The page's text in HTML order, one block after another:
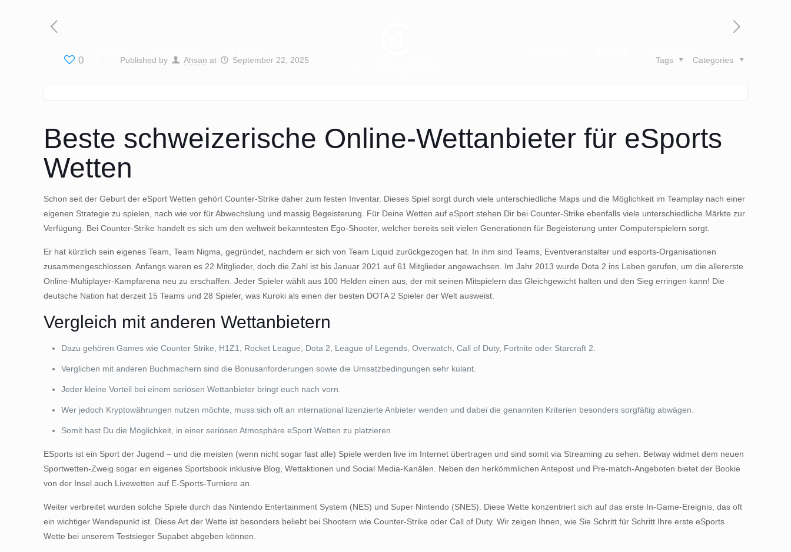
Services
0 Published by Ahsan at September 22, 2025 Categories
Tags
Beste schweizerische Online-Wettanbieter für eSports
Wetten
Schon seit der Geburt der eSport Wetten gehört Counter-Strike daher zum festen Inventar. Dieses Spiel sorgt durch viele unterschiedliche Maps und die Möglichkeit im Teamplay nach einer
eigenen Strategie zu spielen, nach wie vor für Abwechslung und massig Begeisterung. Für Deine Wetten auf eSport stehen Dir bei Counter-Strike ebenfalls viele unterschiedliche Märkte zur
Verfügung. Bei Counter-Strike handelt es sich um den weltweit bekanntesten Ego-Shooter, welcher bereits seit vielen Generationen für Begeisterung unter Computerspielern sorgt.
Er hat kürzlich sein eigenes Team, Team Nigma, gegründet, nachdem er sich von Team Liquid zurückgezogen hat. In ihm sind Teams, Eventveranstalter und esports-Organisationen
zusammengeschlossen. Anfangs waren es 22 Mitglieder, doch die Zahl ist bis Januar 2021 auf 61 Mitglieder angewachsen. Im Jahr 2013 wurde Dota 2 ins Leben gerufen, um die allererste
Online-Multiplayer-Kampfarena neu zu erschaffen. Jeder Spieler wählt aus 100 Helden einen aus, der mit seinen Mitspielern das Gleichgewicht halten und den Sieg erringen kann! Die
deutsche Nation hat derzeit 15 Teams und 28 Spieler, was Kuroki als einen der besten DOTA 2 Spieler der Welt ausweist.
Vergleich mit anderen Wettanbietern
Dazu gehören Games wie Counter Strike, H1Z1, Rocket League, Dota 2, League of Legends, Overwatch, Call of Duty, Fortnite oder Starcraft 2.
Verglichen mit anderen Buchmachern sind die Bonusanforderungen sowie die Umsatzbedingungen sehr kulant.
Jeder kleine Vorteil bei einem seriösen Wettanbieter bringt euch nach vorn.
Wer jedoch Kryptowährungen nutzen möchte, muss sich oft an international lizenzierte Anbieter wenden und dabei die genannten Kriterien besonders sorgfältig abwägen.
Somit hast Du die Möglichkeit, in einer seriösen Atmosphäre eSport Wetten zu platzieren.
ESports ist ein Sport der Jugend – und die meisten (wenn nicht sogar fast alle) Spiele werden live im Internet übertragen und sind somit via Streaming zu sehen. Betway widmet dem neuen
Sportwetten-Zweig sogar ein eigenes Sportsbook inklusive Blog, Wettaktionen und Social Media-Kanälen. Neben den herkömmlichen Antepost und Pre-match-Angeboten bietet der Bookie
von der Insel auch Livewetten auf E-Sports-Turniere an.
Weiter verbreitet wurden solche Spiele durch das Nintendo Entertainment System (NES) und Super Nintendo (SNES). Diese Wette konzentriert sich auf das erste In-Game-Ereignis, das oft
ein wichtiger Wendepunkt ist. Diese Art der Wette ist besonders beliebt bei Shootern wie Counter-Strike oder Call of Duty. Wir zeigen Ihnen, wie Sie Schritt für Schritt Ihre erste eSports
Wette bei unserem Testsieger Supabet abgeben können.